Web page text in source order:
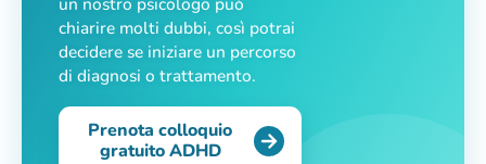
chiarire molti dubbi, così potrai
decidere se iniziare un percorso
di diagnosi o trattamento.
Prenota colloquio
gratuito ADHD